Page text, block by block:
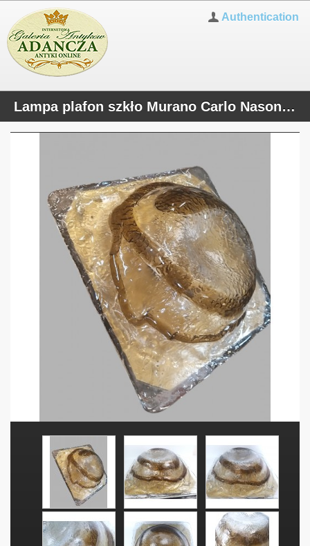
Authentication
Lampa plafon szkło Murano Carlo Nason Mazzega/ Kaiser Leuchten lata 60/70te